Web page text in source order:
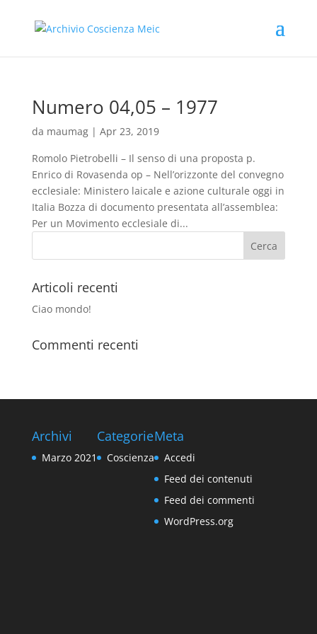
Numero 04,05 – 1977
da maumag| Apr 23, 2019
Romolo Pietrobelli – Il senso di una proposta p.
Enrico di Rovasenda op – Nell’orizzonte del convegno
ecclesiale: Ministero laicale e azione culturale oggi in
Italia Bozza di documento presentata all’assemblea:
Per un Movimento ecclesiale di...
Articoli recenti
Ciao mondo!
Commenti recenti
Archivi
Marzo 2021
Categorie
Coscienza
Meta
Accedi
Feed dei contenuti
Feed dei commenti
WordPress.org